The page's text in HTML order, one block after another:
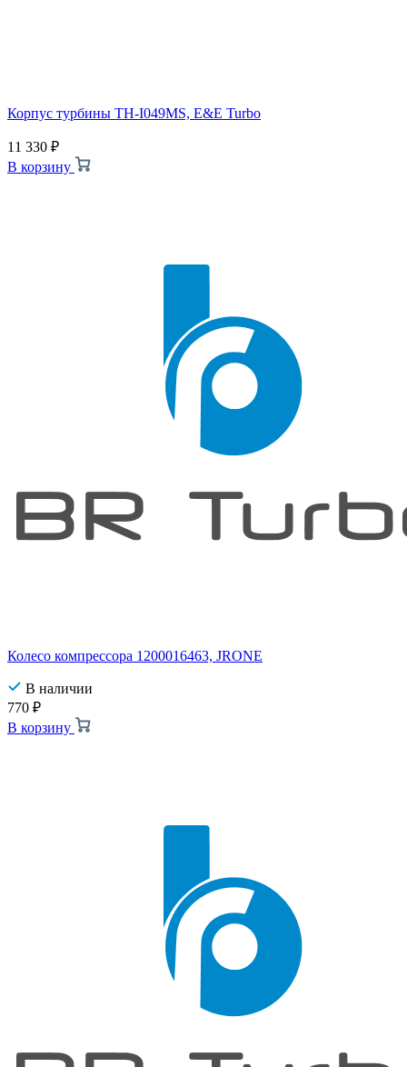
Корпус турбины TH-I049MS, E&E Turbo
11 330 ₽
В корзину
Колесо компрессора 1200016463, JRONE
В наличии
770 ₽
В корзину